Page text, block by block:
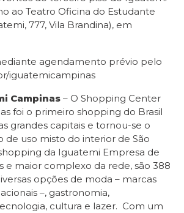
ao Teatro Oficina do Estudante
777, Vila Brandina), em
agendamento prévio pelo
iguatemicampinas
Campinas – O Shopping Center
foi o primeiro shopping do Brasil
grandes capitais e tornou-se o
uso misto do interior de São
da Iguatemi Empresa de
e maior complexo da rede, são 388
opções de moda – marcas
–, gastronomia,
cultura e lazer. Com um